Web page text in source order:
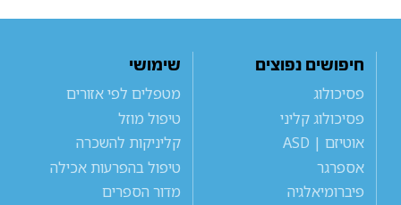
חיפושים נפוצים
פסיכולוג
פסיכולוג קליני
אוטיזם | ASD
אספרגר
פיברומיאלגיה
שימושי
מטפלים לפי אזורים
טיפול מוזל
קליניקות להשכרה
טיפול בהפרעות אכילה
מדור הספרים